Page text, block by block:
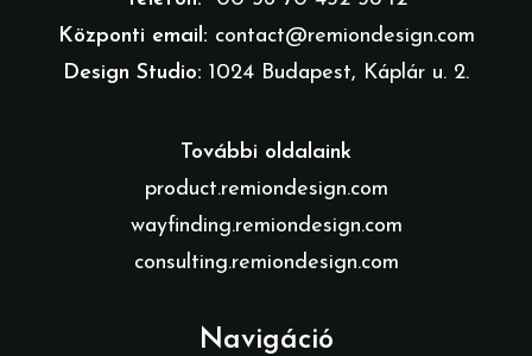
Központi email: contact@remiondesign.com
Design Studio: 1024 Budapest, Káplár u. 2.
További oldalaink
product.remiondesign.com
wayfinding.remiondesign.com
consulting.remiondesign.com
Navigáció